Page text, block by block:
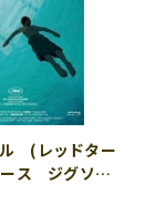
ル (レッドター
ス ジグソー